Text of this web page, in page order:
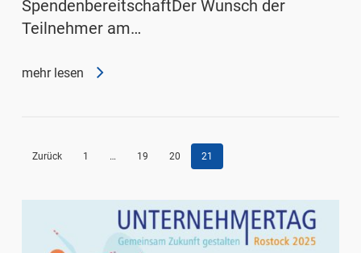
SpendenbereitschaftDer Wunsch der
Teilnehmer am…
mehr lesen
Zurück 1 … 19 20 21